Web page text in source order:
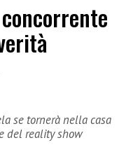
se tornerà nella casa
del reality show